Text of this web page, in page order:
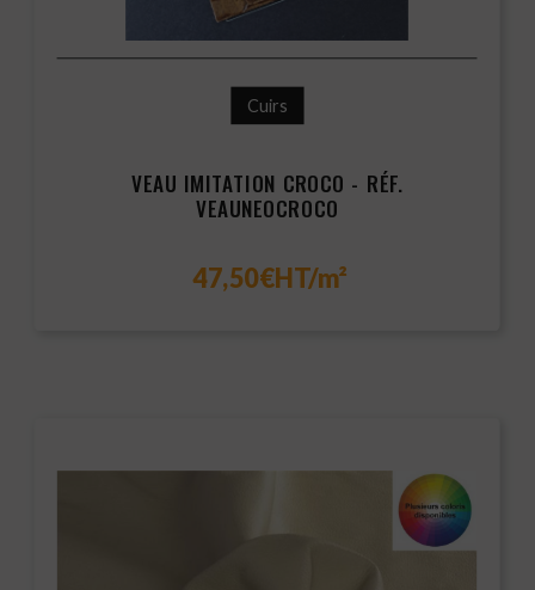
Cuirs
VEAU IMITATION CROCO - RÉF.
VEAUNEOCROCO
47,50€HT/m²